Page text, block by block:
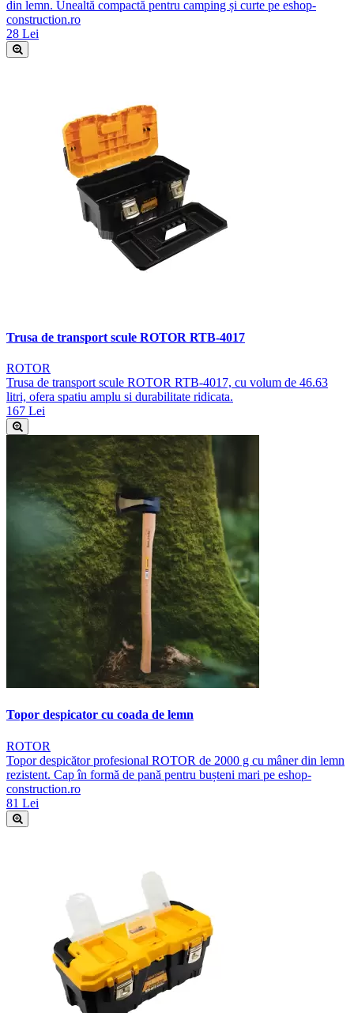
din lemn. Unealtă compactă pentru camping și curte pe eshop-
construction.ro
28 Lei
Trusa de transport scule ROTOR RTB-4017
ROTOR
Trusa de transport scule ROTOR RTB-4017, cu volum de 46.63
litri, ofera spatiu amplu si durabilitate ridicata.
167 Lei
Topor despicator cu coada de lemn
ROTOR
Topor despicător profesional ROTOR de 2000 g cu mâner din lemn
rezistent. Cap în formă de pană pentru bușteni mari pe eshop-
construction.ro
81 Lei